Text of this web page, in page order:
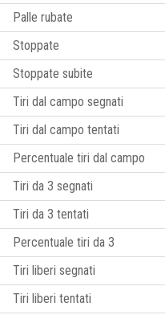
Palle rubate
Stoppate
Stoppate subite
Tiri dal campo segnati
Tiri dal campo tentati
Percentuale tiri dal campo
Tiri da 3 segnati
Tiri da 3 tentati
Percentuale tiri da 3
Tiri liberi segnati
Tiri liberi tentati